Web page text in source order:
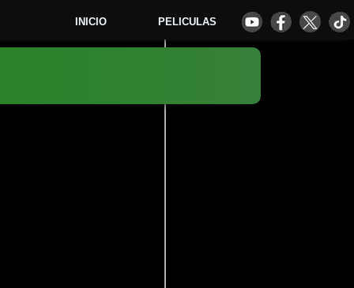
INICIO PELICULAS